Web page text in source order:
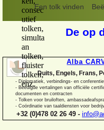
Een tolk vinden
Alba
Duits, Engels, Frans,
- Diplomatiek, verbindings- en
- Beëdigde vertalingen van officiële
documenten en contracten
- Tolken voor bruiloften,
- Coördinatie van taaldiensten voor
+32 (0)478 02 26 49 -
De op